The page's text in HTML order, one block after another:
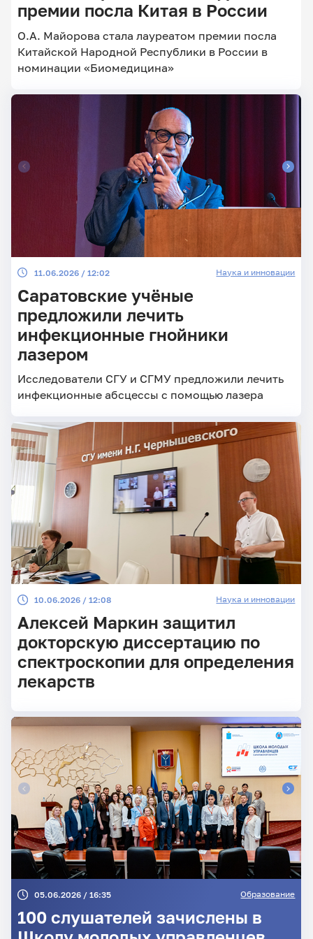
Главные
новости
премии посла Китая в России
О.А. Майорова стала лауреатом премии посла
Китайской Народной Республики в России в
номинации «Биомедицина»
11.06.2026 / 12:02 Наука и инновации
Саратовские учёные
предложили лечить
инфекционные гнойники
лазером
Исследователи СГУ и СГМУ предложили лечить
инфекционные абсцессы с помощью лазера
10.06.2026 / 12:08 Наука и инновации
Алексей Маркин защитил
докторскую диссертацию по
спектроскопии для определения
лекарств
05.06.2026 / 16:35 Образование
100 слушателей зачислены в